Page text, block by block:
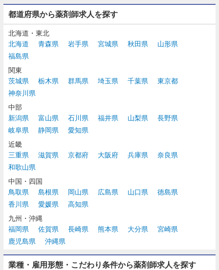
都道府県から薬剤師求人を探す
北海道・東北
北海道
青森県 岩手県 宮城県 秋田県
山形県
福島県
関東
茨城県
栃木県 群馬県 埼玉県 千葉県
東京都
神奈川県
中部
新潟県
富山県 石川県 福井県 山梨県
長野県
岐阜県
静岡県
愛知県
近畿
三重県
滋賀県 京都府 大阪府 兵庫県
奈良県
和歌山県
中国・四国
鳥取県
島根県 岡山県 広島県 山口県
徳島県
香川県
愛媛県
高知県
九州・沖縄
福岡県
佐賀県 長崎県 熊本県 大分県
宮崎県
鹿児島県
沖縄県
業種・雇用形態・こだわり条件から薬剤師求人を探す